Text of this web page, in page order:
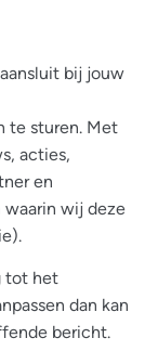
bij jouw
te sturen. Met
acties,
en
waarin wij deze
tot het
dan kan
bericht.